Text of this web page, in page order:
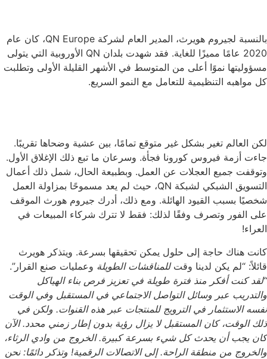
بالنسبة لجيروم هويرث، المدير العام لشركة QN Europe، كان عام
2020 عامًا مميزًا للغاية. فقد شهدت بلدان QN الأوروبية التي يتولى
مسؤوليتها نموًا أعلى من المتوسط في الأشهر القليلة الأولى وتطلبت
كل مواهبه التنظيمية للتعامل مع النمو السريع.
لكن العالم تغير بشكل غير متوقع تمامًا، بين عشية وضحاها تقريبًا.
جاءت أزمة فيروس كورونا فجأة. وسرعان ما تبع ذلك الإغلاق الأول.
وتوقفت جميع العجلات عن العمل. وبطبيعة الحال، شمل ذلك أعمال
التسويق الشبكي لشبكة QN، حيث لم يعد مسموحًا بمزاولة العمل
شخصيًا بسبب القيود الهائلة. ومع ذلك، أدرك جيروم هورث الموقف
على الفور وتصرف وفقًا لذلك: فقط لا تترك شركاء المبيعات في
العراء!
كانت هناك حاجة إلى حلول يمكن تحقيقها بسرعة. ويتذكر هويرث
قائلاً: “لم يكن لدينا وقتللمناقشات الطويلة وعمليات صنع القرار”.
“لقد كنت أفكر منذ فترة طويلة في تعزيز فرص بناء الهياكل
والتدريب عبر وسائل التواصل الاجتماعي في المستقبل وفي الوقت
نفسه الاستثمار في الترويج للمنتجات عبر هذه القنوات. ولكن في
ذلك الوقت، كان المستقبل لا يزال رؤية بدون إطار زمني محدد. الآن
كان يجب أن يحدث كل شيء بسرعة كبيرة. الخروج من وادي الرثاء،
والخروج من منطقة الراحة. إلى الاتصالات الرقمية! وتذكر دائمًا: نحن